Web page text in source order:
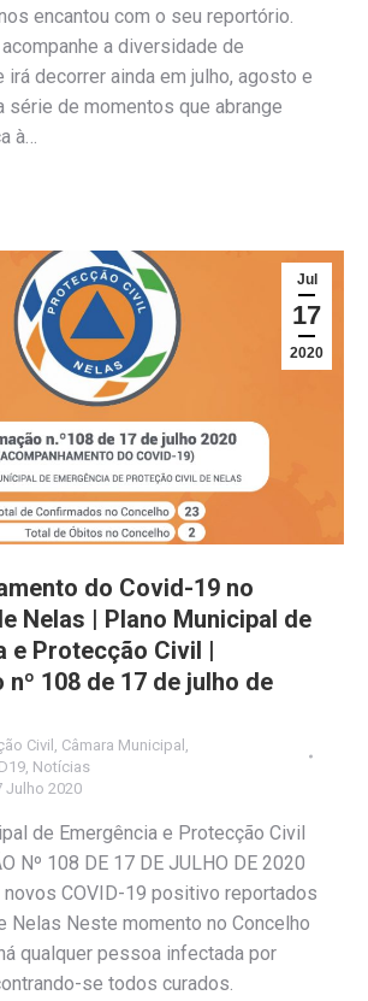
encantou com o seu reportório.
a diversidade de
irá decorrer ainda em julho, agosto e
série de momentos que abrange
à…
Jul
17
2020
do Covid-19 no
Nelas | Plano Municipal de
e Protecção Civil |
nº 108 de 17 de julho de
Civil , Câmara Municipal ,
, Notícias
Julho 2020
de Emergência e Protecção Civil
Nº 108 DE 17 DE JULHO DE 2020
COVID-19 positivo reportados
Nelas Neste momento no Concelho
qualquer pessoa infectada por
se todos curados.